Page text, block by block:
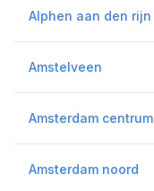
Alphen aan den rijn
Amstelveen
Amsterdam centrum
Amsterdam noord